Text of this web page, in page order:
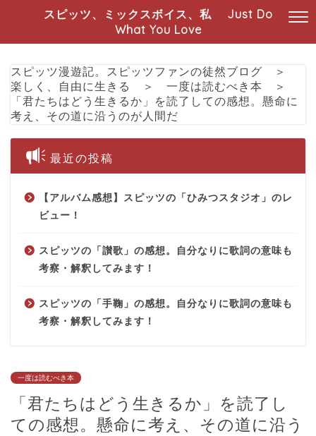
スピッツ、ミックスボイス、私 Just Do
What You Love
スピッツ漫遊記。スピッツファンの徒然ブログ ＞
楽しく、自由に生きる
＞ 一度は読むべき本
＞
「君たちはどう生きるか」を読了しての感想。懸命に
考え、その道に沿うのが人間だ
最近の投稿
【アルバム感想】スピッツの「ひみつスタジオ」のレ
ビュー！
スピッツの「讃歌」の感想。自分なりに歌詞の意味も
考察・解釈してみます！
スピッツの「手鞠」の感想。自分なりに歌詞の意味も
考察・解釈してみます！
一度は読むべき本
「君たちはどう生きるか」を読了し
ての感想。懸命に考え、その道に沿う